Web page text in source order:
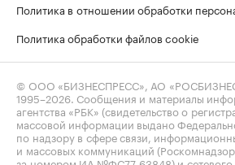
Политика в отношении обработки
Политика обработки файлов cookie
© ООО «БИЗНЕСПРЕСС», АО
1995–2026. Сообщения и материалы
агентства «РБК» (свидетельство о
массовой информации выдано
по надзору в сфере связи,
и массовых коммуникаций